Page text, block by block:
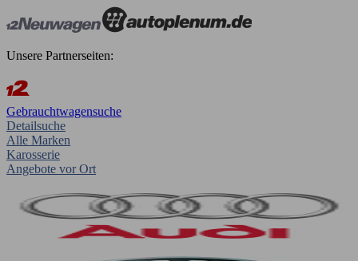
Unsere Partnerseiten:
Gebrauchtwagensuche
Detailsuche
Alle Marken
Karosserie
Angebote vor Ort